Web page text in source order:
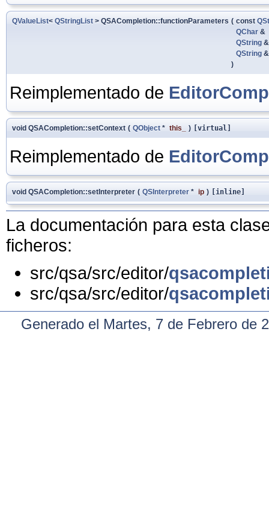
QValueList< QStringList > QSACompletion::functionParameters ( const
QChar &
QString
QString
)
Reimplementado de
void QSACompletion::setContext ( QObject * this_ ) [virtual]
Reimplementado de
void QSACompletion::setInterpreter ( QSInterpreter * ip ) [inline]
La documentación para esta
ficheros:
src/qsa/src/editor/
src/qsa/src/editor/
Generado el Martes, 7 de Febrero de